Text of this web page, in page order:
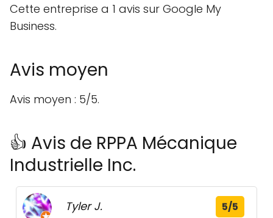
Cette entreprise a 1 avis sur Google My
Business.
Avis moyen
Avis moyen : 5/5.
👍 Avis de RPPA Mécanique
Industrielle Inc.
Tyler J. 5/5